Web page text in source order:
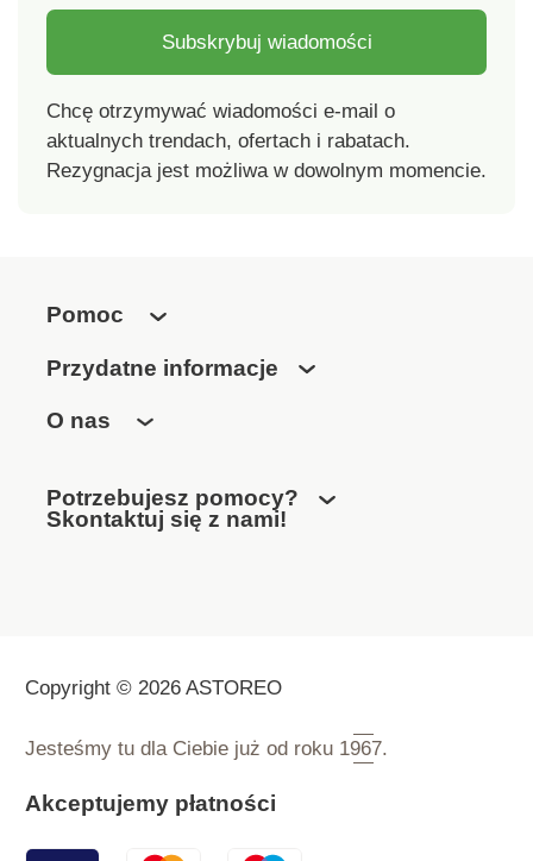
Subskrybuj wiadomości
Chcę otrzymywać wiadomości e-mail o
aktualnych trendach, ofertach i rabatach.
Rezygnacja jest możliwa w dowolnym momencie.
Pomoc
Przydatne informacje
O nas
Potrzebujesz pomocy?
Skontaktuj się z nami!
Copyright © 2026 ASTOREO
Jesteśmy tu dla Ciebie już od roku 1967.
Akceptujemy płatności